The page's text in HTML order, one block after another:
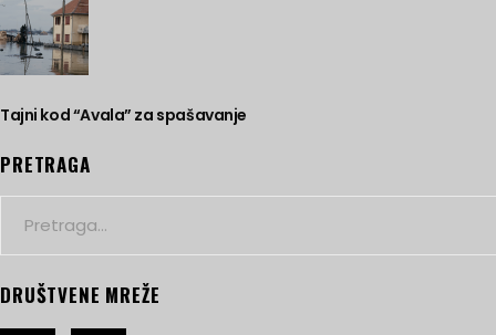
Tajni kod “Avala” za spašavanje
PRETRAGA
DRUŠTVENE MREŽE